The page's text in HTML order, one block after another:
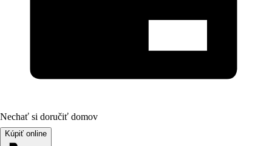
Nechať si doručiť domov
Kúpiť online